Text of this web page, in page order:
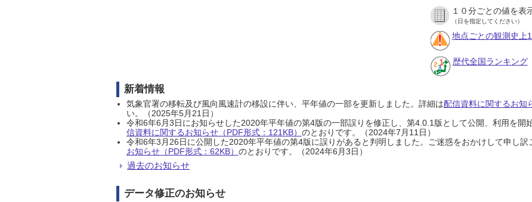
１０分ごとの値を表
（日を指定してください）
地点ごとの観測史上
歴代全国ランキング
新着情報
気象官署の移転及び風向風速計の移設に伴い、平年値の一部を更新しました。詳細は配信資料に関するお知
い。（2025年5月21日）
令和6年6月3日にお知らせした2020年平年値の第4版の一部誤りを修正し、第4.0.1版として公開、利用を開
信資料に関するお知らせ（PDF形式：121KB） のとおりです。（2024年7月11日）
令和6年3月26日に公開した2020年平年値の第4版に誤りがあると判明しました。ご迷惑をおかけして申し訳
お知らせ（PDF形式：62KB） のとおりです。（2024年6月3日）
過去のお知らせ
データ修正のお知らせ